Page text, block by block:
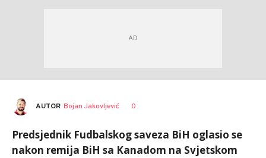
AUTOR Bojan Jakovljević 0
Predsjednik Fudbalskog saveza BiH oglasio se
nakon remija BiH sa Kanadom na Svjetskom